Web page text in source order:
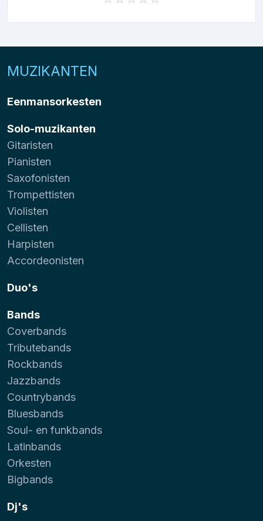
MUZIKANTEN
Eenmansorkesten
Solo-muzikanten
Gitaristen
Pianisten
Saxofonisten
Trompettisten
Violisten
Cellisten
Harpisten
Accordeonisten
Duo's
Bands
Coverbands
Tributebands
Rockbands
Jazzbands
Countrybands
Bluesbands
Soul- en funkbands
Latinbands
Orkesten
Bigbands
Dj's